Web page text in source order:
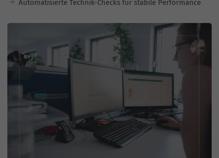
Automatisierte Technik-Checks für stabile Performance